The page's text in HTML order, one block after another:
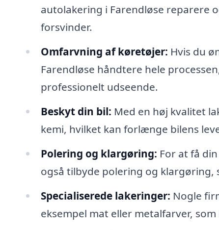
autolakering i Farendløse reparere
forsvinder.
Omfarvning af køretøjer: Hvis du
Farendløse håndtere hele
professionelt udseende.
Beskyt din bil: Med en høj kvalitet
kemi, hvilket kan forlænge bilens
Polering og klargøring: For at få
også tilbyde polering og klargøring,
Specialiserede lakeringer: Nogle
eksempel mat eller metalfarver,